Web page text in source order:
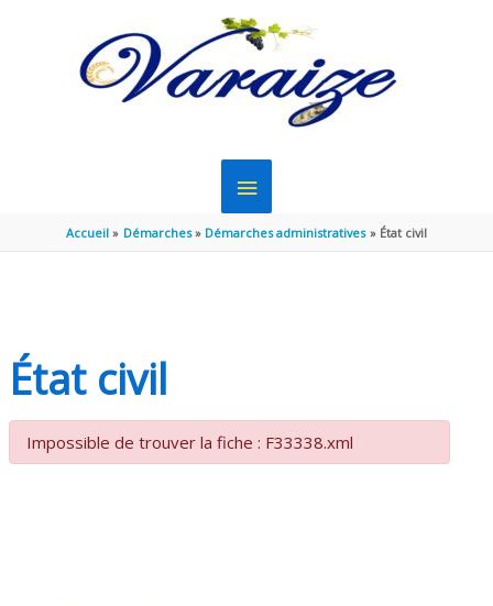
MENU
PRINCIPAL
Accueil Démarches Démarches administratives État civil
État civil
Impossible de trouver la fiche : F33338.xml